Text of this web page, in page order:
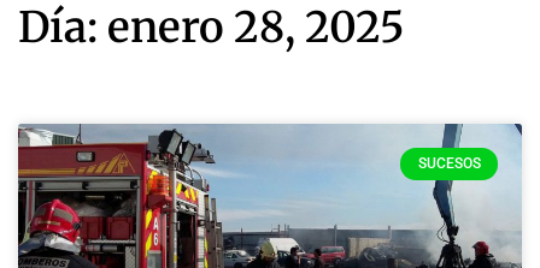
Día: enero 28, 2025
SUCESOS